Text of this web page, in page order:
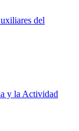
del
y la Actividad